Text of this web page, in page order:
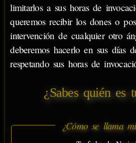
limitarlos a sus horas de
queremos recibir los dones o
intervención de cualquier otro
deberemos hacerlo en sus días
respetando sus horas de
¿Sabes quién es
¿Cómo se llama